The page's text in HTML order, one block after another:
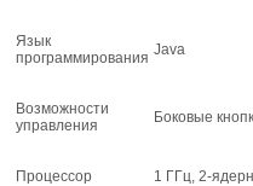
Язык
программирования Java
Возможности
управления
Боковые
Процессор 1 ГГц, 2-